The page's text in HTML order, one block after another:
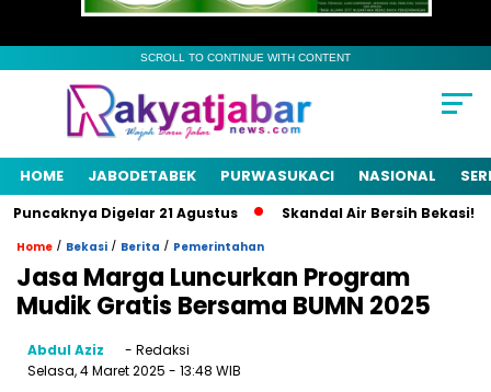
SCROLL TO CONTINUE WITH CONTENT
HOME JABODETABEK PURWASUKACI NASIONAL
Digelar 21 Agustus Skandal Air Bersih Bekasi! 3
Home / Bekasi / Berita / Pemerintahan
Jasa Marga Luncurkan Program
Mudik Gratis Bersama BUMN 2025
Abdul Aziz
- Redaksi
Selasa, 4 Maret 2025 - 13:48 WIB